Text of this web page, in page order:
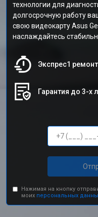
технологии для
долгосрочную работу
свою видеокарту Asus
наслаждайтесь
Экспрес1
Гарантия до 3-х
Нажимая на кнопку
моих персональных